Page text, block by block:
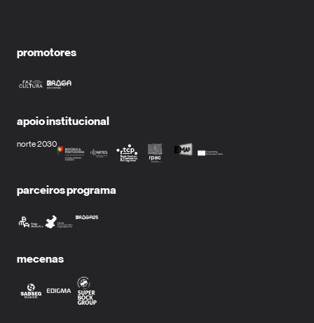
promotores
apoio institucional
norte 2030
parceiros programa
mecenas